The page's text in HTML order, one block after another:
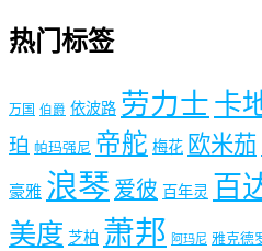
热门标签
万国 伯爵 依波路 劳力士 卡
珀 帕玛强尼 帝舵 梅花 欧米茄
豪雅 浪琴 爱彼 百年灵 百
美度 芝柏 萧邦 阿玛尼 雅克德